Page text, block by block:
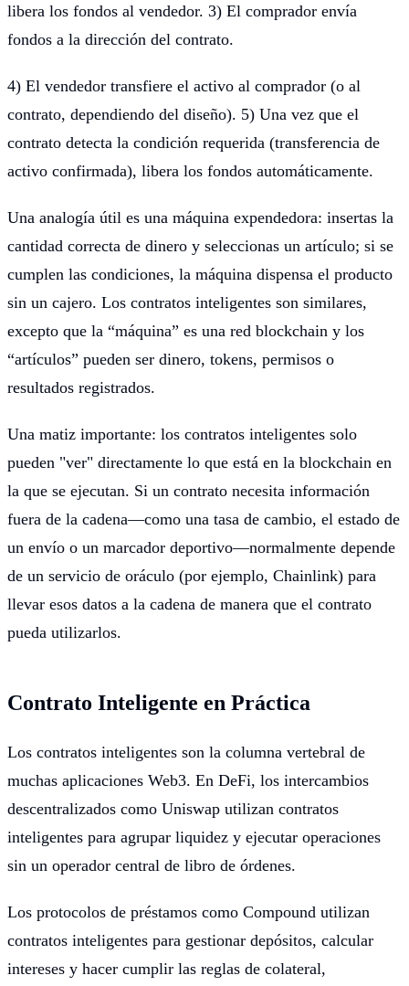
libera los fondos al vendedor. 3) El comprador envía
fondos a la dirección del contrato.
4) El vendedor transfiere el activo al comprador (o al
contrato, dependiendo del diseño). 5) Una vez que el
contrato detecta la condición requerida (transferencia de
activo confirmada), libera los fondos automáticamente.
Una analogía útil es una máquina expendedora: insertas la
cantidad correcta de dinero y seleccionas un artículo; si se
cumplen las condiciones, la máquina dispensa el producto
sin un cajero. Los contratos inteligentes son similares,
excepto que la “máquina” es una red blockchain y los
“artículos” pueden ser dinero, tokens, permisos o
resultados registrados.
Una matiz importante: los contratos inteligentes solo
pueden "ver" directamente lo que está en la blockchain en
la que se ejecutan. Si un contrato necesita información
fuera de la cadena—como una tasa de cambio, el estado de
un envío o un marcador deportivo—normalmente depende
de un servicio de oráculo (por ejemplo, Chainlink) para
llevar esos datos a la cadena de manera que el contrato
pueda utilizarlos.
Contrato Inteligente en Práctica
Los contratos inteligentes son la columna vertebral de
muchas aplicaciones Web3. En DeFi, los intercambios
descentralizados como Uniswap utilizan contratos
inteligentes para agrupar liquidez y ejecutar operaciones
sin un operador central de libro de órdenes.
Los protocolos de préstamos como Compound utilizan
contratos inteligentes para gestionar depósitos, calcular
intereses y hacer cumplir las reglas de colateral,